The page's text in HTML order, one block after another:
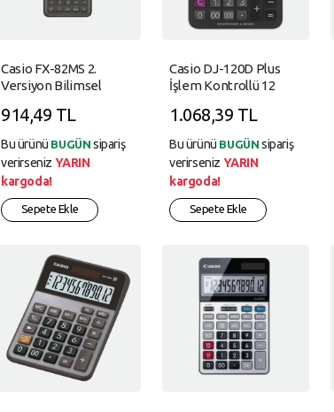
Casio FX-82MS 2.
Versiyon Bilimsel
Makinesi
914,49 TL
Bu ürünü BUGÜN sipariş
verirseniz YARIN
kargoda!
Sepete Ekle
Casio DJ-120D Plus
İşlem Kontrollü 12
Makinesi
1.068,39 TL
Bu ürünü BUGÜN sipariş
verirseniz YARIN
kargoda!
Sepete Ekle